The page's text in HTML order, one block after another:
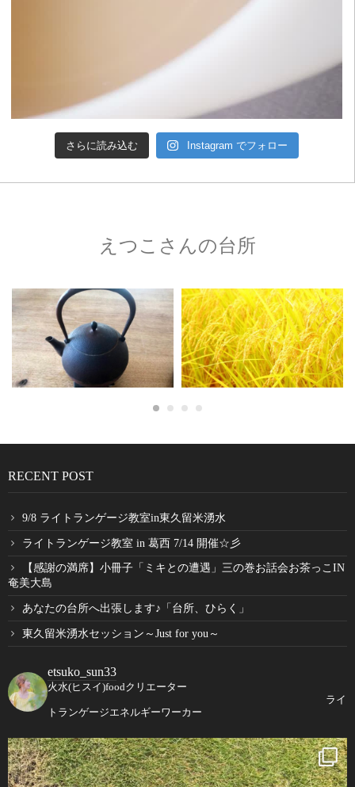
さらに読み込む Instagram でフォロー
えつこさんの台所
RECENT POST
9/8 ライトランゲージ教室in東久留米湧水
ライトランゲージ教室 in 葛西 7/14 開催☆彡
【感謝の満席】小冊子「ミキとの遭遇」三の巻お話会お茶っこIN
奄美大島
あなたの台所へ出張します♪「台所、ひらく」
東久留米湧水セッション～Just for you～
etsuko_sun33
火水(ヒスイ)foodクリエーター
ライ
トランゲージエネルギーワーカー